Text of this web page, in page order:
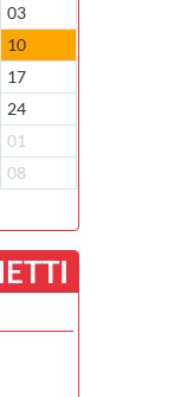
03
10
17
24
01
08